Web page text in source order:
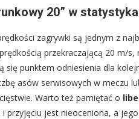
20” w
zagrywki są jednym z
przekraczającą 20 m/
się punktem odniesienia dla
asów serwisowych w meczu
Warto też pamiętać o
przyjęciu jest nieoceniona, a